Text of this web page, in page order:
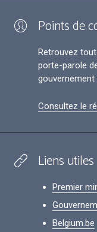
Points de
Retrouvez
porte-parole
gouvernement
Consultez le
Liens utiles
Premier
Belgium.be